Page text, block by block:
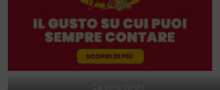
Carolina Varchi